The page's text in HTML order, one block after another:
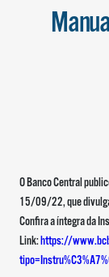
O Banco Central
15/09/22, que divulga
Confira a íntegra da
Link:https://